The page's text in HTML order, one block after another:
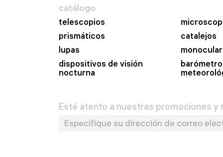
catálogo
telescopios
prismáticos
catalejos
lupas
dispositivos de visión
nocturna
Esté atento a nuestras promociones y